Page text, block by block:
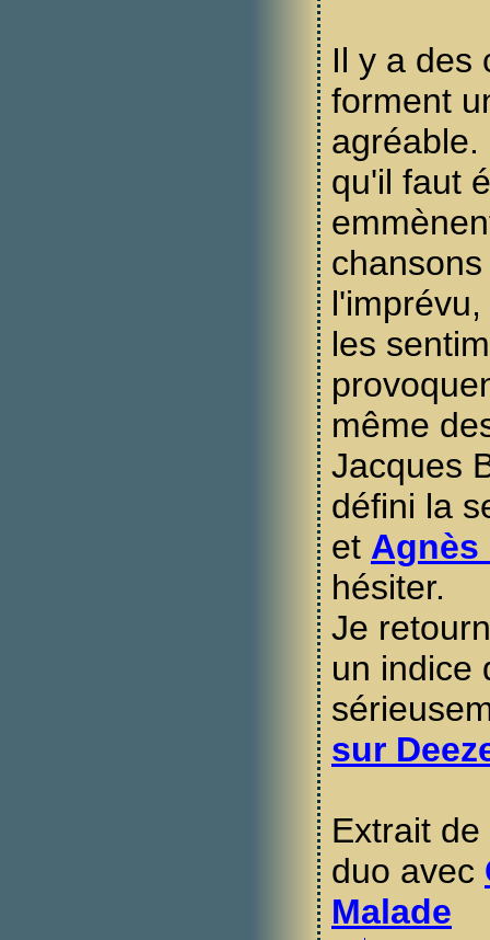
Il y a des
forment
agréable.
qu'il faut
les
même
Jacques
défini la
et Agnès
hésiter.
Je
un indice
sur
Extrait
duo avec
Malade